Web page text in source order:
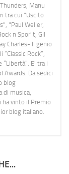
Manu
tra cui "Uscito
"Paul Weller,
n Spor"t, Gil
Charles- Il genio
Rock”,
E' tra i
Awards. Da sedici
blog
musica,
ha vinto il Premio
blog italiano.